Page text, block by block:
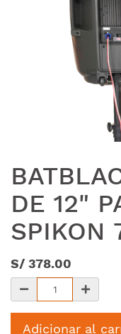
DE 12"
SPIKON
S/ 378.00
Adicionar al